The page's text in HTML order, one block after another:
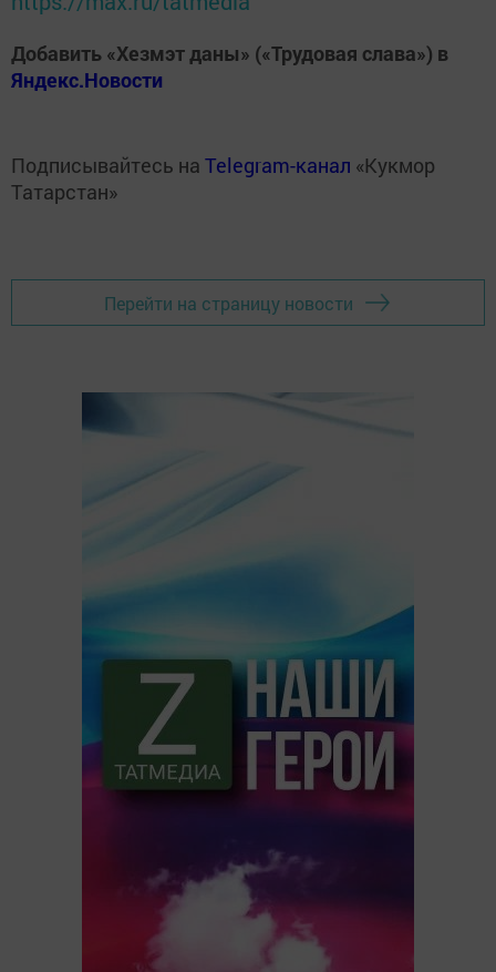
Добавить «Хезмэт даны» («Трудовая слава») в
Яндекс.Новости
Подписывайтесь на Telegram-канал «Кукмор
Татарстан»
Перейти на страницу новости